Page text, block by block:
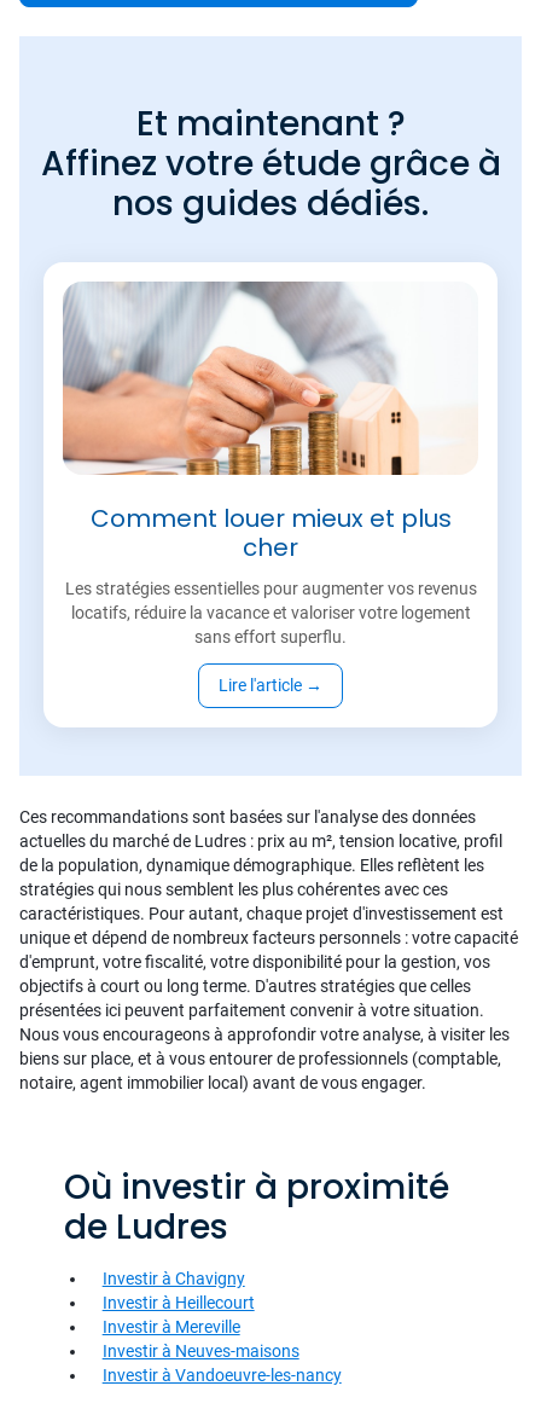
Et maintenant ?
Affinez votre étude grâce à
nos guides dédiés.
Comment louer mieux et plus
cher
Les stratégies essentielles pour augmenter vos revenus
locatifs, réduire la vacance et valoriser votre logement
sans effort superflu.
Lire l'article →
Ces recommandations sont basées sur l'analyse des données
actuelles du marché de Ludres : prix au m², tension locative, profil
de la population, dynamique démographique. Elles reflètent les
stratégies qui nous semblent les plus cohérentes avec ces
caractéristiques. Pour autant, chaque projet d'investissement est
unique et dépend de nombreux facteurs personnels : votre capacité
d'emprunt, votre fiscalité, votre disponibilité pour la gestion, vos
objectifs à court ou long terme. D'autres stratégies que celles
présentées ici peuvent parfaitement convenir à votre situation.
Nous vous encourageons à approfondir votre analyse, à visiter les
biens sur place, et à vous entourer de professionnels (comptable,
notaire, agent immobilier local) avant de vous engager.
Où investir à proximité
de Ludres
Investir à Chavigny
Investir à Heillecourt
Investir à Mereville
Investir à Neuves-maisons
Investir à Vandoeuvre-les-nancy